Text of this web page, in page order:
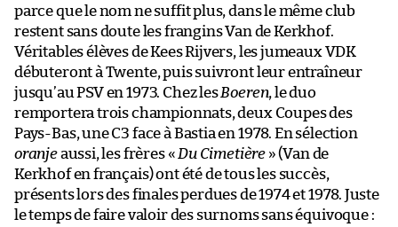
parce que le nom ne suffit plus, dans le même club
restent sans doute les frangins Van de Kerkhof.
Véritables élèves de Kees Rijvers, les jumeaux VDK
débuteront à Twente, puis suivront leur entraîneur
jusqu’au PSV en 1973. Chez lesBoeren, le duo
remportera trois championnats, deux Coupes des
Pays-Bas, une C3 face à Bastia en 1978. En sélection
oranjeaussi, les frères « Du Cimetière » (Van de
Kerkhof en français) ont été de tous les succès,
présents lors des finales perdues de 1974 et 1978. Juste
le temps de faire valoir des surnoms sans équivoque :